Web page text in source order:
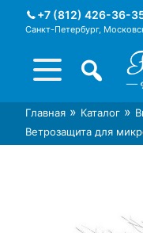
+7 (812) 426-36-
Санкт-Петербург,
Главная » Каталог »
Ветрозащита для